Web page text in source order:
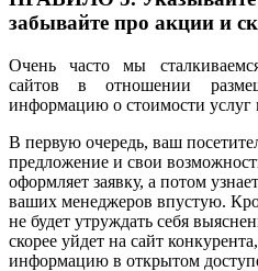
забывайте про акции и
Очень часто мы
сайтов в отношении
информацию о стоимости
В первую очередь, ваш
предложение и свои
оформляет заявку, а потом
ваших менеджеров впустую.
не будет утруждать себя
скорее уйдет на сайт
информацию в открытом